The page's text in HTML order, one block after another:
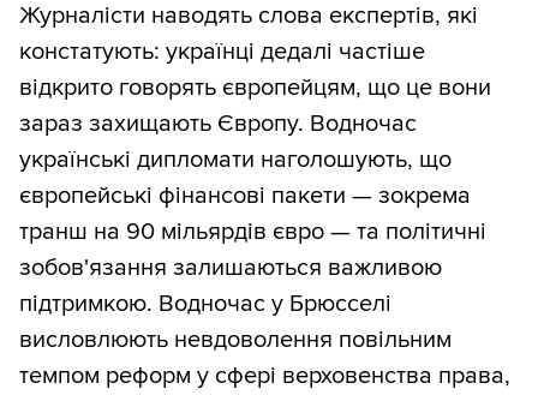
Журналісти наводять слова експертів, які
констатують: українці дедалі частіше
відкрито говорять європейцям, що це вони
зараз захищають Європу. Водночас
українські дипломати наголошують, що
європейські фінансові пакети — зокрема
транш на 90 мільярдів євро — та політичні
зобов'язання залишаються важливою
підтримкою. Водночас у Брюсселі
висловлюють невдоволення повільним
темпом реформ у сфері верховенства права,